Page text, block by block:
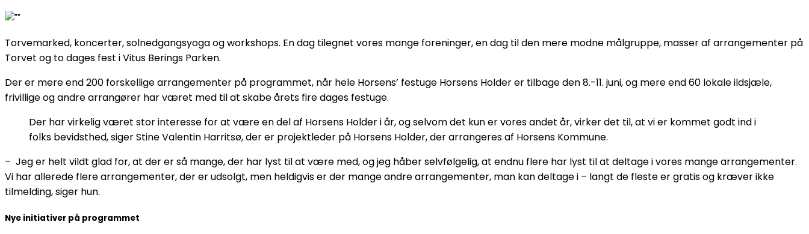
Torvemarked, koncerter, solnedgangsyoga og workshops. En dag tilegnet vores mange foreninger, en dag til den mere modne målgruppe, masser af arrangementer på
Torvet og to dages fest i Vitus Berings Parken.
Der er mere end 200 forskellige arrangementer på programmet, når hele Horsens’ festuge Horsens Holder er tilbage den 8.-11. juni, og mere end 60 lokale ildsjæle,
frivillige og andre arrangører har været med til at skabe årets fire dages festuge.
Der har virkelig været stor interesse for at være en del af Horsens Holder i år, og selvom det kun er vores andet år, virker det til, at vi er kommet godt ind i
folks bevidsthed, siger Stine Valentin Harritsø, der er projektleder på Horsens Holder, der arrangeres af Horsens Kommune.
– Jeg er helt vildt glad for, at der er så mange, der har lyst til at være med, og jeg håber selvfølgelig, at endnu flere har lyst til at deltage i vores mange arrangementer.
Vi har allerede flere arrangementer, der er udsolgt, men heldigvis er der mange andre arrangementer, man kan deltage i – langt de fleste er gratis og kræver ikke
tilmelding, siger hun.
Nye initiativer på programmet